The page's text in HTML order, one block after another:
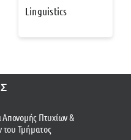
Linguistics
Πτυχίων &
Τμήματος